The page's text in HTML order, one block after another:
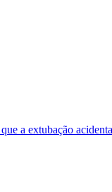
a extubação